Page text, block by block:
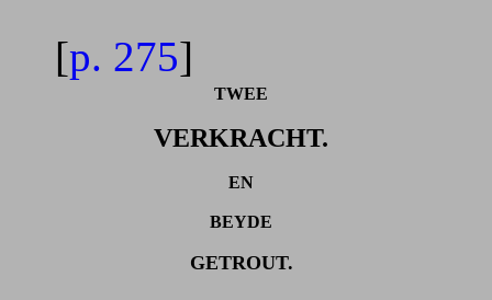
[p. 275]
TWEE
VERKRACHT.
EN
BEYDE
GETROUT.